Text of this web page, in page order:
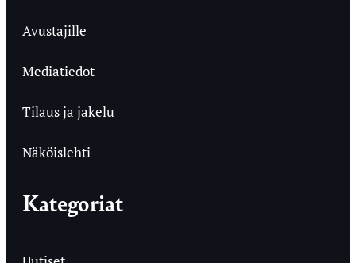
Avustajille
Mediatiedot
Tilaus ja jakelu
Näköislehti
Kategoriat